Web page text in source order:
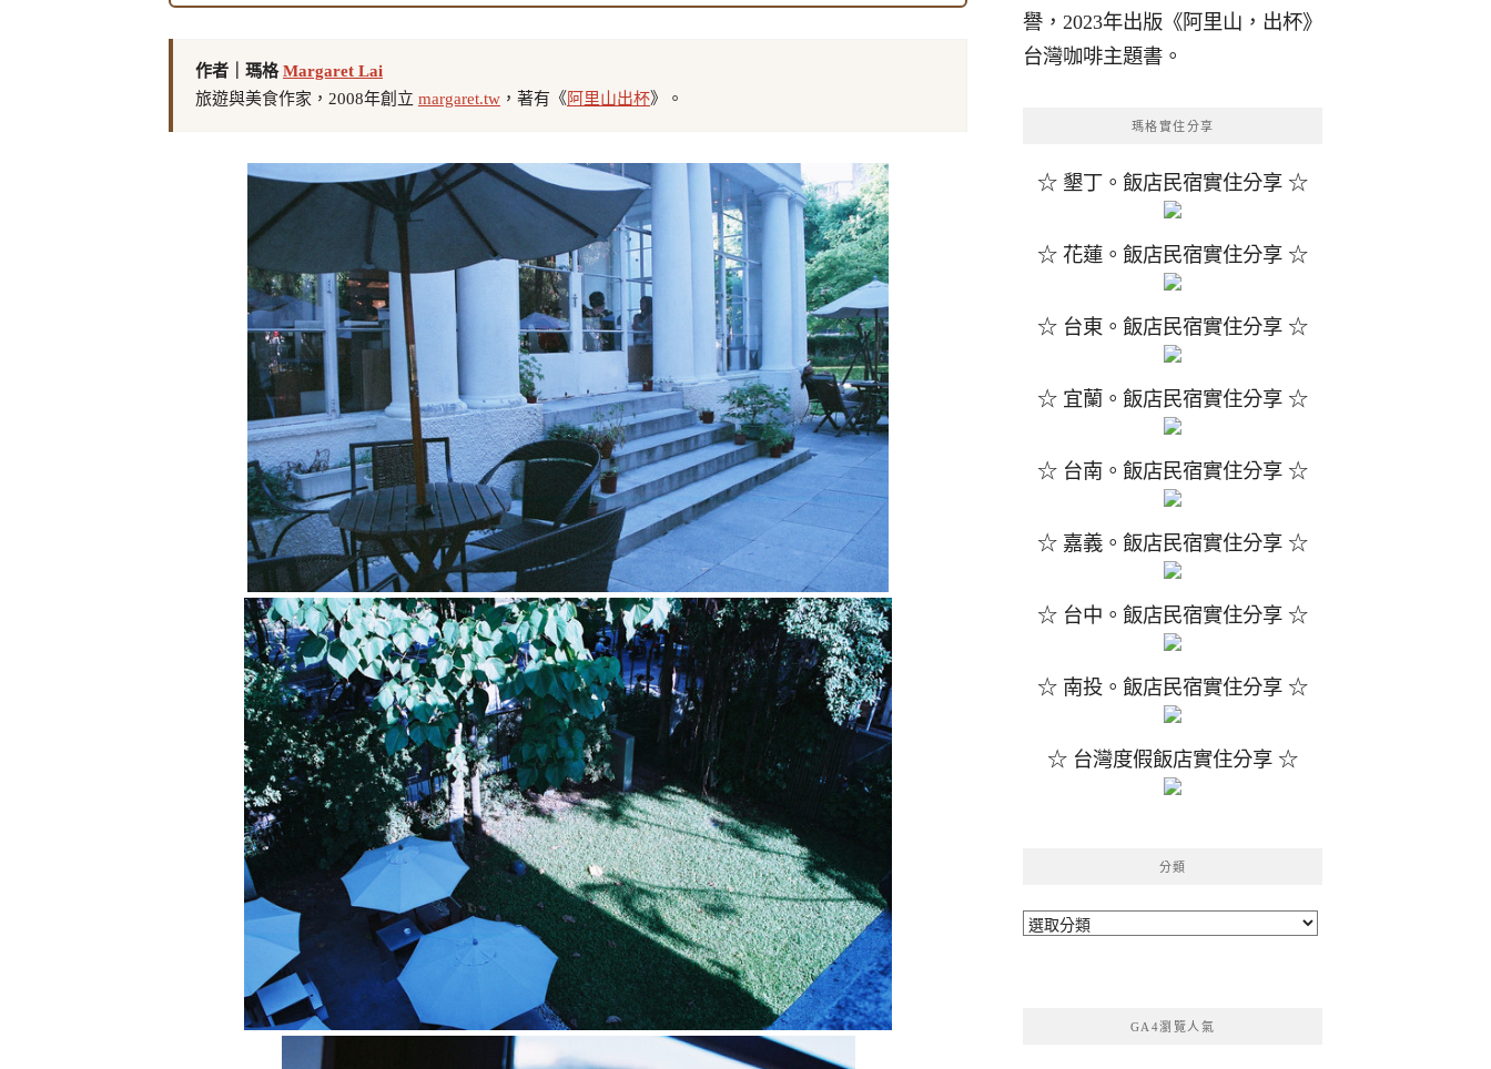
作者｜瑪格Margaret Lai
旅遊與美食作家，2008年創立 margaret.tw ，著有《阿里山出杯》。
譽，2023年出版《阿里山，出杯》
台灣咖啡主題書。
瑪格實住分享
☆ 墾丁。飯店民宿實住分享 ☆
☆ 花蓮。飯店民宿實住分享 ☆
☆ 台東。飯店民宿實住分享 ☆
☆ 宜蘭。飯店民宿實住分享 ☆
☆ 台南。飯店民宿實住分享 ☆
☆ 嘉義。飯店民宿實住分享 ☆
☆ 台中。飯店民宿實住分享 ☆
☆ 南投。飯店民宿實住分享 ☆
☆ 台灣度假飯店實住分享 ☆
分類
分
GA4瀏覽人氣